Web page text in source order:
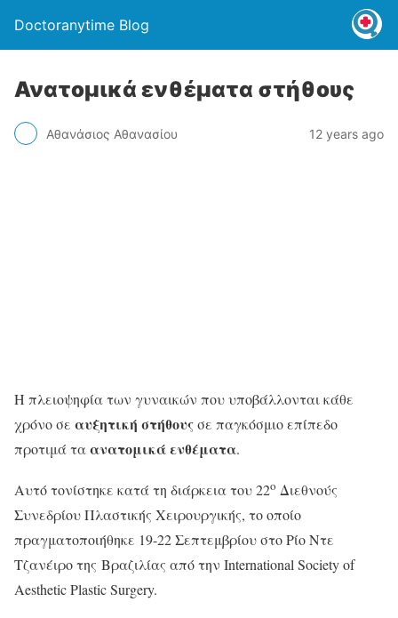
Doctoranytime Blog
Ανατομικά ενθέματα στήθους
Αθανάσιος Αθανασίου 12 years ago
Η πλειοψηφία των γυναικών που υποβάλλονται κάθε
χρόνο σε αυξητική στήθουςσε παγκόσμιο επίπεδο
προτιμά ταανατομικά ενθέματα.
Αυτό τονίστηκε κατά τη διάρκεια του 22ο Διεθνούς
Συνεδρίου Πλαστικής Χειρουργικής, το οποίο
πραγματοποιήθηκε 19-22 Σεπτεμβρίου στο Ρίο Ντε
Τζανέιρο της Βραζιλίας από την International Society of
Aesthetic Plastic Surgery.